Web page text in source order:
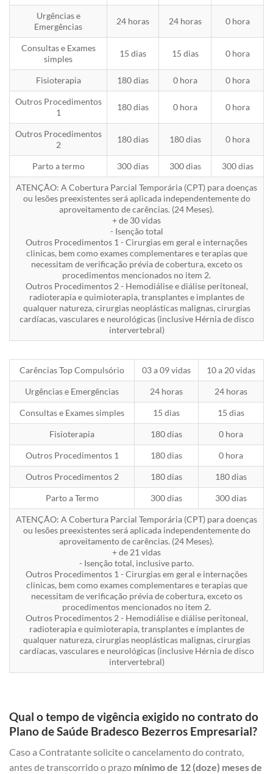
Urgências e
Emergências
24 horas 24 horas 0 hora
Consultas e Exames
simples
15 dias 15 dias 0 hora
Fisioterapia 180 dias 0 hora 0 hora
Outros Procedimentos
1
180 dias 0 hora 0 hora
Outros Procedimentos
2
180 dias 180 dias 0 hora
Parto a termo 300 dias 300 dias 300 dias
ATENÇÃO: A Cobertura Parcial Temporária (CPT) para doenças
ou lesões preexistentes será aplicada independentemente do
aproveitamento de carências. (24 Meses).
+ de 30 vidas
- Isenção total
Outros Procedimentos 1 - Cirurgias em geral e internações
clinicas, bem como exames complementares e terapias que
necessitam de verificação prévia de cobertura, exceto os
procedimentos mencionados no item 2.
Outros Procedimentos 2 - Hemodiálise e diálise peritoneal,
radioterapia e quimioterapia, transplantes e implantes de
qualquer natureza, cirurgias neoplásticas malignas, cirurgias
cardíacas, vasculares e neurológicas (inclusive Hérnia de disco
intervertebral)
Carências Top Compulsório 03 a 09 vidas 10 a 20 vidas
Urgências e Emergências 24 horas 24 horas
Consultas e Exames simples 15 dias 15 dias
Fisioterapia 180 dias 0 hora
Outros Procedimentos 1 180 dias 0 hora
Outros Procedimentos 2 180 dias 180 dias
Parto a Termo 300 dias 300 dias
ATENÇÃO: A Cobertura Parcial Temporária (CPT) para doenças
ou lesões preexistentes será aplicada independentemente do
aproveitamento de carências. (24 Meses).
+ de 21 vidas
- Isenção total, inclusive parto.
Outros Procedimentos 1 - Cirurgias em geral e internações
clinicas, bem como exames complementares e terapias que
necessitam de verificação prévia de cobertura, exceto os
procedimentos mencionados no item 2.
Outros Procedimentos 2 - Hemodiálise e diálise peritoneal,
radioterapia e quimioterapia, transplantes e implantes de
qualquer natureza, cirurgias neoplásticas malignas, cirurgias
cardíacas, vasculares e neurológicas (inclusive Hérnia de disco
intervertebral)
Qual o tempo de vigência exigido no contrato do
Plano de Saúde Bradesco Bezerros Empresarial?
Caso a Contratante solicite o cancelamento do contrato,
antes de transcorrido o prazo mínimo de 12 (doze) meses de